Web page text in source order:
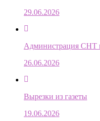
29.06.2026
Администрация СНТ
26.06.2026
Вырезки из газеты
19.06.2026